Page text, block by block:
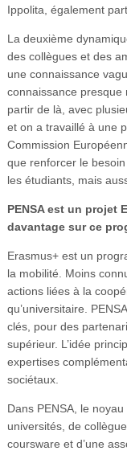
Ippolita, également
La deuxième
des collègues et des
une connaissance
connaissance presque
partir de là, avec
et on a travaillé à une
Commission
que renforcer le
les étudiants, mais
PENSA est un projet
davantage sur ce
Erasmus+ est un
la mobilité. Moins
actions liées à la
qu’universitaire.
clés, pour des
supérieur. L’idée
expertises
sociétaux.
Dans PENSA, le
universités, de
coursware et d’une